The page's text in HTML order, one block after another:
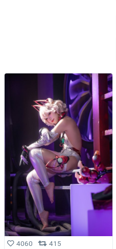
4060
415